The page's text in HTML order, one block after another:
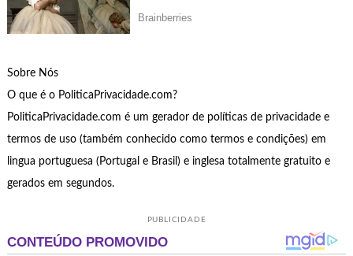
Sobre Nós
O que é o PoliticaPrivacidade.com?
PoliticaPrivacidade.com é um gerador de políticas de privacidade e
termos de uso (também conhecido como termos e condições) em
lingua portuguesa (Portugal e Brasil) e inglesa totalmente gratuito e
gerados em segundos.
PUBLICIDADE